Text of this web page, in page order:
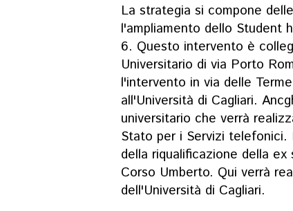
La strategia si compone
l'ampliamento dello Student
6. Questo intervento è
Universitario di via Porto
l'intervento in via delle
all'Università di Cagliari.
universitario che verrà
Stato per i Servizi telefonici.
della riqualificazione della
Corso Umberto. Qui verrà
dell'Università di Cagliari.